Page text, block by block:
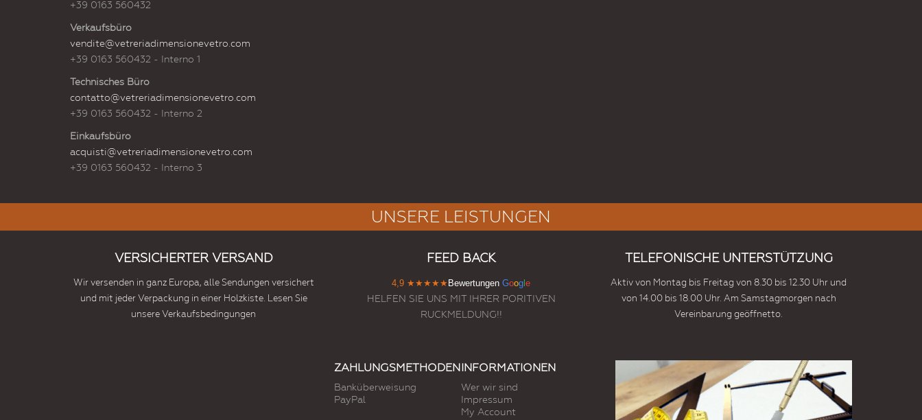
+39 0163 560432
Verkaufsbüro
vendite@vetreriadimensionevetro.com
+39 0163 560432 - Interno 1
Technisches Büro
contatto@vetreriadimensionevetro.com
+39 0163 560432 - Interno 2
Einkaufsbüro
acquisti@vetreriadimensionevetro.com
+39 0163 560432 - Interno 3
UNSERE LEISTUNGEN
VERSICHERTER VERSAND
Wir versenden in ganz Europa, alle Sendungen versichert
und mit jeder Verpackung in einer Holzkiste. Lesen Sie
unsere Verkaufsbedingungen
FEED BACK
4,9 ★★★★★ Bewertungen Goog e
HELFEN SIE UNS MIT IHRER PORITIVEN
RUCKMELDUNG!!
TELEFONISCHE UNTERSTÜTZUNG
Aktiv von Montag bis Freitag von 8.30 bis 12.30 Uhr und
von 14.00 bis 18.00 Uhr. Am Samstagmorgen nach
Vereinbarung geöffnetto.
ZAHLUNGSMETHODEN
Banküberweisung
PayPal
INFORMATIONEN
Wer wir sind
Impressum
My Account